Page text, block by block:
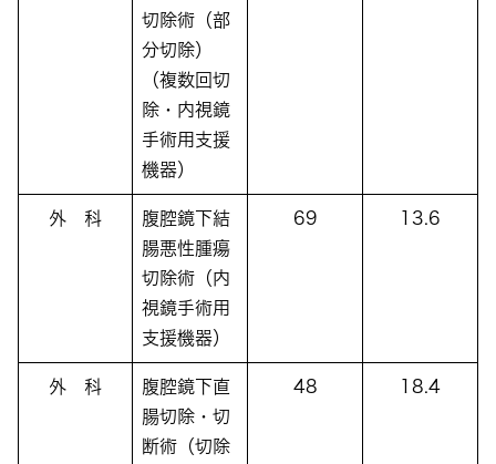
切除術（部
分切除）
（複数回切
除・内視鏡
手術用支援
機器）
外 科
腹腔鏡下結
腸悪性腫瘍
切除術（内
視鏡手術用
支援機器）
69 13.6
外 科
腹腔鏡下直
腸切除・切
断術（切除
48 18.4